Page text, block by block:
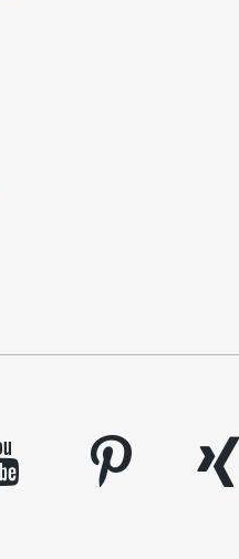
pinterest
xing